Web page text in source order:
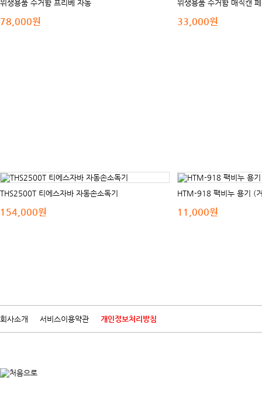
위생용품 수거함 프리베 자동
78,000원
위생용품 수거함 매직캔
33,000원
THS2500T 티에스자바 자동손소독기
154,000원
HTM-918 팩비누 용기 (
11,000원
회사소개 서비스이용약관 개인정보처리방침